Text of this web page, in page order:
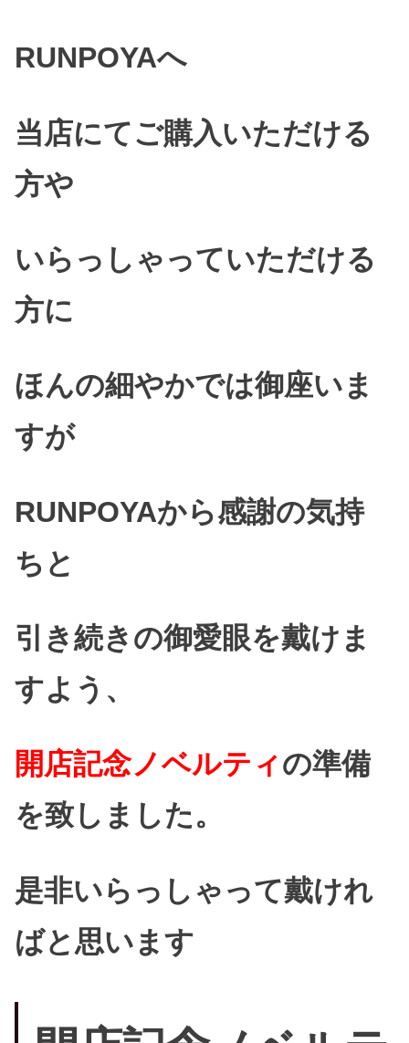
RUNPOYAへ
当店にてご購入いただける
方や
いらっしゃっていただける
方に
ほんの細やかでは御座いま
すが
RUNPOYAから感謝の気持
ちと
引き続きの御愛眼を戴けま
すよう、
開店記念ノベルティの準備
を致しました。
是非いらっしゃって戴けれ
ばと思います